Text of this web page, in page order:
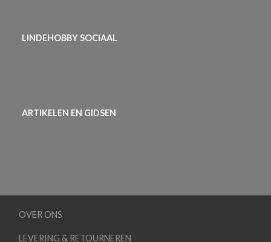
LINDEHOBBY SOCIAAL
ARTIKELEN EN GIDSEN
OVER ONS
LEVERING & RETOURNEREN